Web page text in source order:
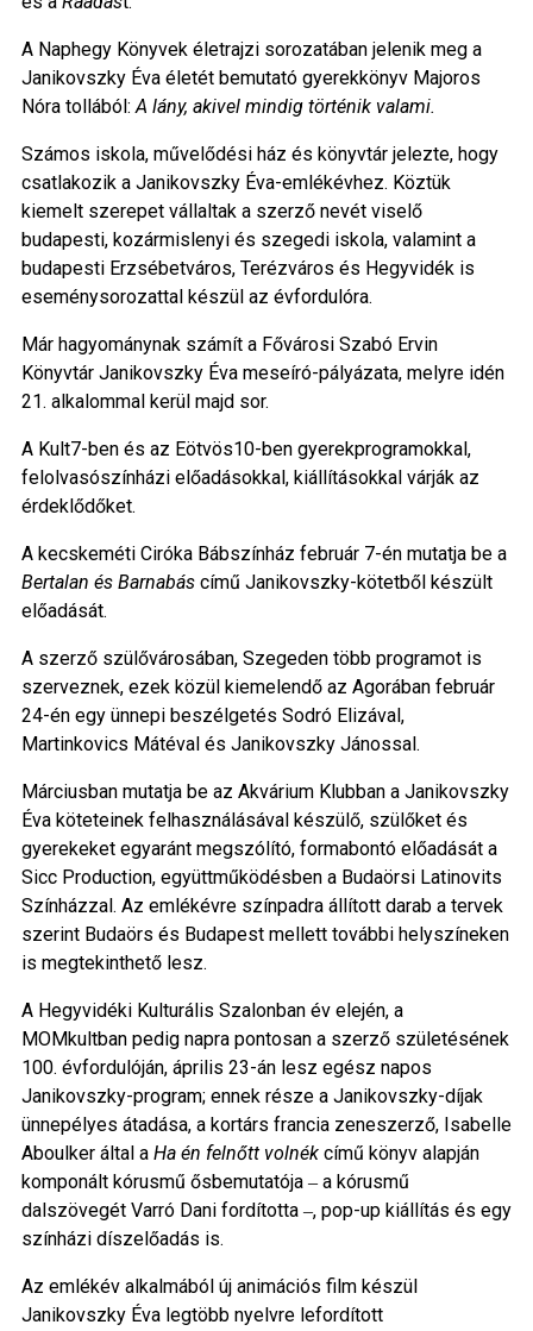
A Naphegy Könyvek életrajzi sorozatában jelenik meg a
Janikovszky Éva életét bemutató gyerekkönyv Majoros
Nóra tollából:A lány, akivel mindig történik valami.
Számos iskola, művelődési ház és könyvtár jelezte, hogy
csatlakozik a Janikovszky Éva-emlékévhez. Köztük
kiemelt szerepet vállaltak a szerző nevét viselő
budapesti, kozármislenyi és szegedi iskola, valamint a
budapesti Erzsébetváros, Terézváros és Hegyvidék is
eseménysorozattal készül az évfordulóra.
Már hagyománynak számít a Fővárosi Szabó Ervin
Könyvtár Janikovszky Éva meseíró-pályázata, melyre idén
21. alkalommal kerül majd sor.
A Kult7-ben és az Eötvös10-ben gyerekprogramokkal,
felolvasószínházi előadásokkal, kiállításokkal várják az
érdeklődőket.
A kecskeméti Ciróka Bábszínház február 7-én mutatja be a
Bertalan és Barnabáscímű Janikovszky-kötetből készült
előadását.
A szerző szülővárosában, Szegeden több programot is
szerveznek, ezek közül kiemelendő az Agorában február
24-én egy ünnepi beszélgetés Sodró Elizával,
Martinkovics Mátéval és Janikovszky Jánossal.
Márciusban mutatja be az Akvárium Klubban a Janikovszky
Éva köteteinek felhasználásával készülő, szülőket és
gyerekeket egyaránt megszólító, formabontó előadását a
Sicc Production, együttműködésben a Budaörsi Latinovits
Színházzal. Az emlékévre színpadra állított darab a tervek
szerint Budaörs és Budapest mellett további helyszíneken
is megtekinthető lesz.
A Hegyvidéki Kulturális Szalonban év elején, a
MOMkultban pedig napra pontosan a szerző születésének
100. évfordulóján, április 23-án lesz egész napos
Janikovszky-program; ennek része a Janikovszky-díjak
ünnepélyes átadása, a kortárs francia zeneszerző, Isabelle
Aboulker által a Ha én felnőtt volnékcímű könyv alapján
komponált kórusmű ősbemutatója ‒ a kórusmű
dalszövegét Varró Dani fordította ‒, pop-up kiállítás és egy
színházi díszelőadás is.
Az emlékév alkalmából új animációs film készül
Janikovszky Éva legtöbb nyelvre lefordított